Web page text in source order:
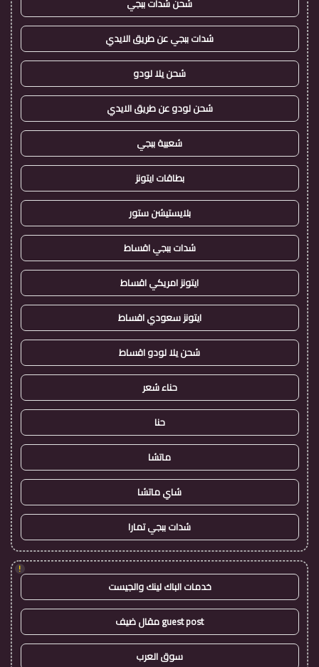
شحن شدات ببجي
شدات ببجي عن طريق الايدي
شحن يلا لودو
شحن لودو عن طريق الايدي
شعبية ببجي
بطاقات ايتونز
بلايستيشن ستور
شدات ببجي اقساط
ايتونز امريكي اقساط
ايتونز سعودي اقساط
شحن يلا لودو اقساط
حناء شعر
حنا
ماتشا
شاي ماتشا
شدات ببجي تمارا
!
خدمات الباك لينك والجيست
guest post مقال ضيف
سوق العرب